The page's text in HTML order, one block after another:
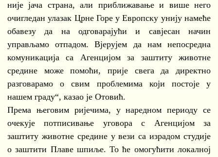
није јача страна, али приближавање и више него
очигледан улазак Црне Горе у Европску унију намеће
обавезу да на одговарајући и савјесан начин
управљамо отпадом. Вјерујем да нам непосредна
комуникација са Агенцијом за заштиту животне
средине може помоћи, прије свега да директно
разговарамо о свим проблемима који постоје у
нашем граду“, казао је Отовић.
Према његовим ријечима, у наредном периоду се
очекује потписивање уговора с Агенцијом за
заштиту животне средине у вези са израдом студије
о заштити Плаве шпиље. То ће омогућити локалној